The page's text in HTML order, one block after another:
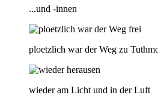
...und -innen
ploetzlich war der Weg zu
wieder am Licht und in der Luft